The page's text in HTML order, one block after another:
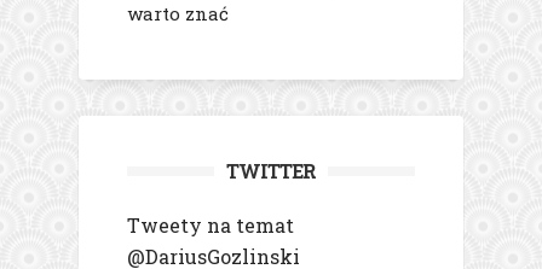
warto znać
TWITTER
Tweety na temat
@DariusGozlinski